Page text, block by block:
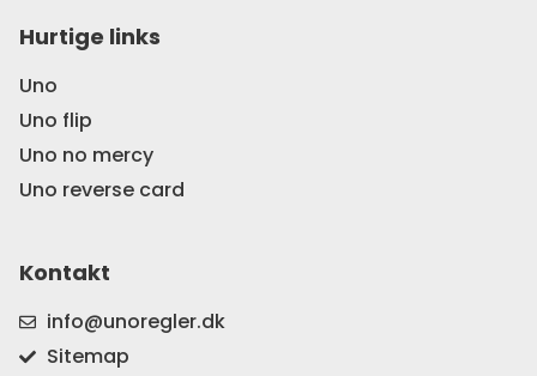
Hurtige links
Uno
Uno flip
Uno no mercy
Uno reverse card
Kontakt
info@unoregler.dk
Sitemap